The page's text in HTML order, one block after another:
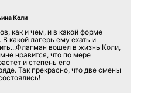
Коли
как и чем, и в какой форме
какой лагерь ему ехать и
вошел в жизнь Коли,
нравится, что по мере
и степень его
Так прекрасно, что две смены